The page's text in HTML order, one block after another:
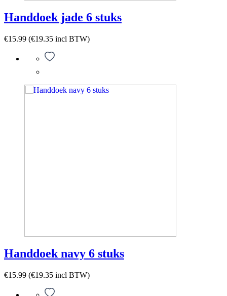
Handdoek jade 6 stuks
€15.99 (€19.35 incl BTW)
Handdoek navy 6 stuks
€15.99 (€19.35 incl BTW)